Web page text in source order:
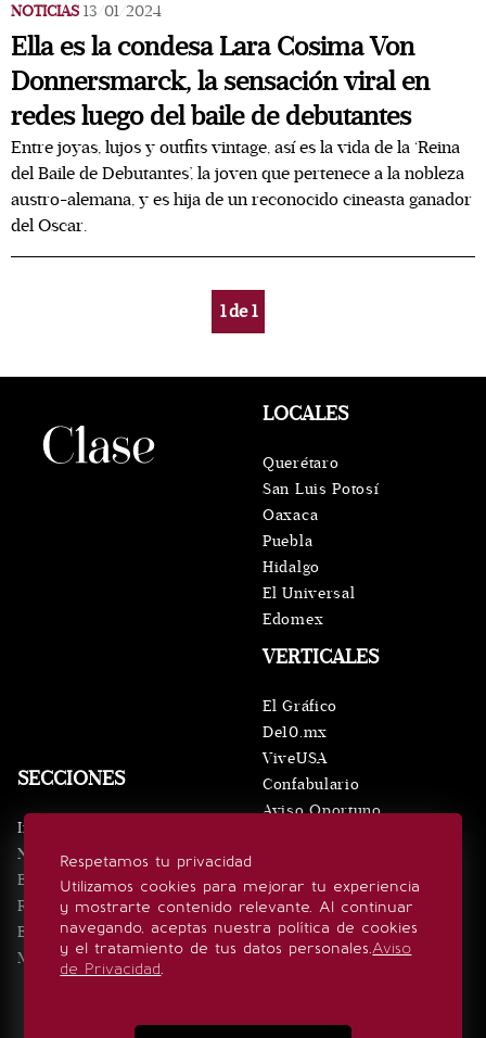
NOTICIAS 13/01/2024
Ella es la condesa Lara Cosima Von
Donnersmarck, la sensación viral en
redes luego del baile de debutantes
Entre joyas, lujos y outfits vintage, así es la vida de la ‘Reina
del Baile de Debutantes’, la joven que pertenece a la nobleza
austro-alemana, y es hija de un reconocido cineasta ganador
del Oscar.
1de1
Respetamos tu privacidad
Utilizamos cookies para mejorar tu experiencia
y mostrarte contenido relevante. Al continuar
navegando, aceptas nuestra política de cookies
y el tratamiento de tus datos personales.Aviso
de Privacidad.
SECCIONES
Inicio
Noticias
Eventos
Realeza
Estilo de vida
Minuto x Minuto
VERTICALES
El Gráfico
De10.mx
ViveUSA
Confabulario
Aviso Oportuno
LOCALES
Querétaro
San Luis Potosí
Oaxaca
Puebla
Hidalgo
El Universal
Edomex
SÍGUENOS